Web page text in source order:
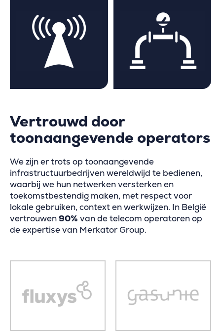
Vertrouwd door
toonaangevende operators
We zijn er trots op toonaangevende
infrastructuurbedrijven wereldwijd te bedienen,
waarbij we hun netwerken versterken en
toekomstbestendig maken, met respect voor
lokale gebruiken, context en werkwijzen. In België
vertrouwen90% van de telecom operatoren op
de expertise van Merkator Group.